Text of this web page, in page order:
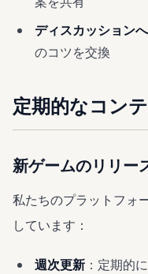
ディスカッション
のコツを交換
定期的なコン
新ゲームのリリー
私たちのプラットフォ
しています：
週次更新 ：定期的